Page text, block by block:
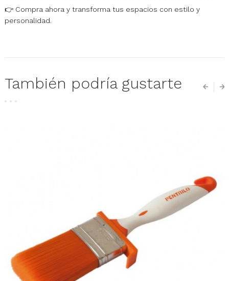
👉 Compra ahora y transforma tus espacios con estilo y
personalidad.
También podría gustarte